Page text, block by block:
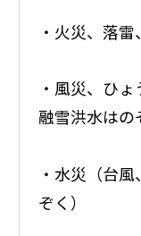
・火災、落
・風災、ひ
融雪洪水はの
・水災（台
ぞく）